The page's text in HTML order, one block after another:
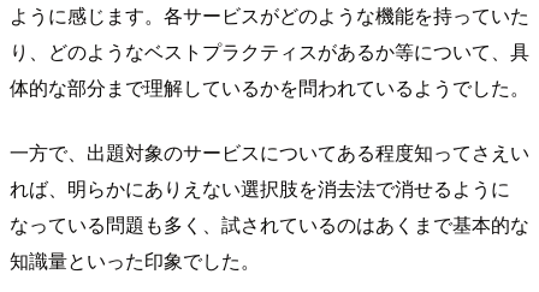
ように感じます。各サービスがどのような機能を持っていた
り、どのようなベストプラクティスがあるか等について、具
体的な部分まで理解しているかを問われているようでした。
一方で、出題対象のサービスについてある程度知ってさえい
れば、明らかにありえない選択肢を消去法で消せるように
なっている問題も多く、試されているのはあくまで基本的な
知識量といった印象でした。